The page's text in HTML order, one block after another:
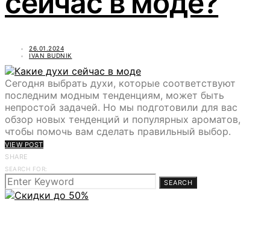
26.01.2024
IVAN BUDNIK
Сегодня выбрать духи, которые соответствуют
последним модным тенденциям, может быть
непростой задачей. Но мы подготовили для вас
обзор новых тенденций и популярных ароматов,
чтобы помочь вам сделать правильный выбор.
VIEW POST
SHARE
SEARCH FOR:
SEARCH